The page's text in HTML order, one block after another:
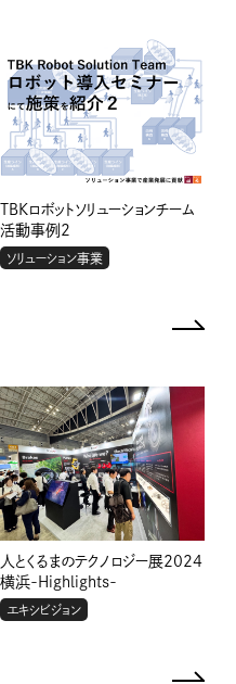
TBKロボットソリューションチーム
活動事例2
ソリューション事業
人とくるまのテクノロジー展2024
横浜-Highlights-
エキシビジョン